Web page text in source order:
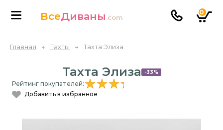
ВсеДиваны.com
0
Главная → Тахты → Тахта Элиза
Тахта Элиза -33%
Рейтинг покупателей:
Добавить в избранное